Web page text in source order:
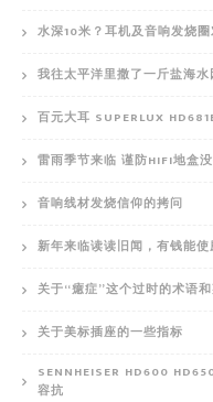
水深10米？耳机及音响发烧
我往太平洋里撒了一斤盐海
百元大耳 SUPERLUX
雷雨季节来临 谨防HIFI地盒
音响线材发烧信仰的拷问
新年来临读读旧闻，有钱能使
关于“癔症”这个过时的术语
关于美标插座的一些指标
SENNHEISER HD600
容抗